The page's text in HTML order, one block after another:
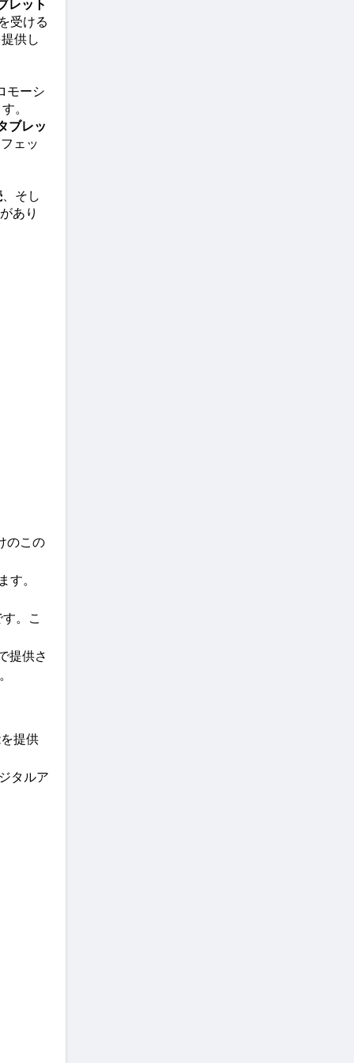
レット
受ける
供し
モーシ
。
ブレッ
ェッ
、そし
あり
のこの
す。
。こ
提供さ
提供
タルア